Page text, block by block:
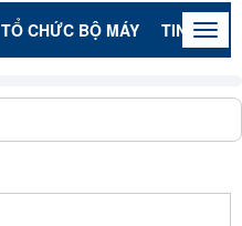
TỔ CHỨC BỘ MÁY TIN TỨC -